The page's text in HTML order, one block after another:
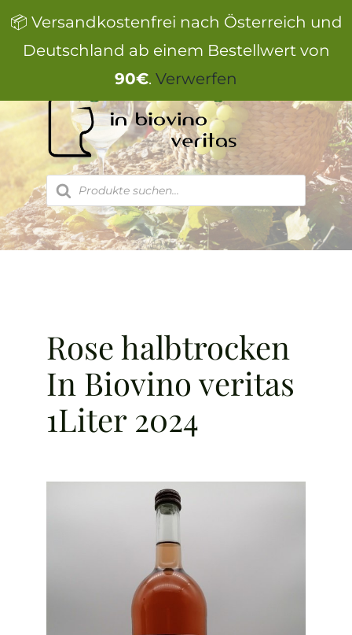
📦 Versandkostenfrei nach Österreich und
Deutschland ab einem Bestellwert von
90€. Verwerfen
Inhalt
springen
Products
search
Rose halbtrocken
In Biovino veritas
1Liter 2024